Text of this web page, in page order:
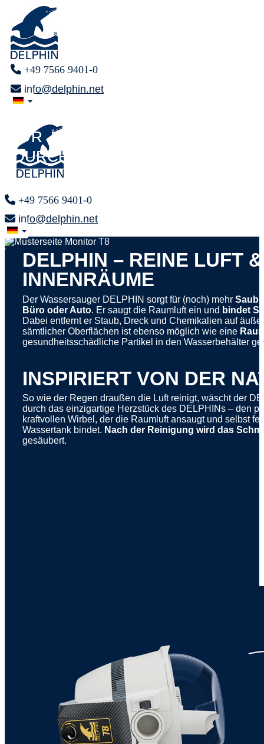
+49 7566 9401-0
info@delphin.net
+49 7566 9401-0
info@delphin.net
F R E I
DURCHATMEN
x
DELPHIN – REINE LUFT
INNENRÄUME
Der Wassersauger DELPHIN sorgt für (noch) mehr
Büro oder Auto. Er saugt die Raumluft ein und bindet
Dabei entfernt er Staub, Dreck und Chemikalien auf
sämtlicher Oberflächen ist ebenso möglich wie eine
gesundheitsschädliche Partikel in den Wasserbehälter
INSPIRIERT VON DER
So wie der Regen draußen die Luft reinigt, wäscht der
durch das einzigartige Herzstück des DELPHINs – den
kraftvollen Wirbel, der die Raumluft ansaugt und selbst
Wassertank bindet. Nach der Reinigung wird das
gesäubert.
F R E I
DURCHATMEN